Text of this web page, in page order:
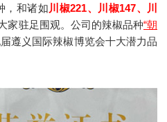
，和诸如 川椒221、川椒147、川
家驻足围观。公司的辣椒品种“朝
遵义国际辣椒博览会十大潜力品